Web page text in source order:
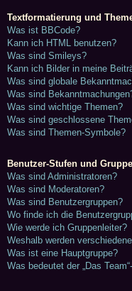
Textformatierung und
Was ist BBCode?
Kann ich HTML benutzen?
Was sind Smileys?
Kann ich Bilder in meine
Was sind globale
Was sind
Was sind wichtige Themen?
Was sind geschlossene
Was sind Themen-Symbole?
Benutzer-Stufen und
Was sind Administratoren?
Was sind Moderatoren?
Was sind Benutzergruppen?
Wo finde ich die
Wie werde ich Gruppenleiter?
Weshalb werden
Was ist eine Hauptgruppe?
Was bedeutet der „Das